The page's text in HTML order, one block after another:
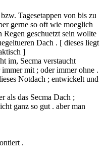
Tagesetappen von bis zu
gerne so oft wie moeglich
geschuetzt sein wollte
Dach . [ dieses liegt
]
im, Secma verstaucht
mit ; oder immer ohne .
Notdach ; entwickelt und
als das Secma Dach ;
ganz so gut . aber man
.